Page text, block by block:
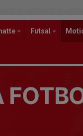
Futsal